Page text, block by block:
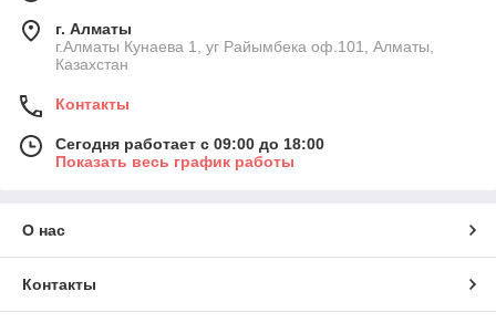
г. Алматы
г.Алматы Кунаева 1, уг Райымбека оф.101, Алматы,
Казахстан
Контакты
Сегодня работает с 09:00 до 18:00
Показать весь график работы
О нас
Контакты